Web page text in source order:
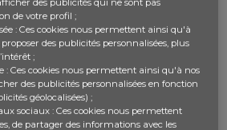
de votre profil ;
: Ces cookies nous permettent ainsi qu'à
des publicités personnalisées, plus
;
: Ces cookies nous permettent ainsi qu'à nos
des publicités personnalisées en fonction
géolocalisées) ;
sociaux : Ces cookies nous permettent
de partager des informations avec les